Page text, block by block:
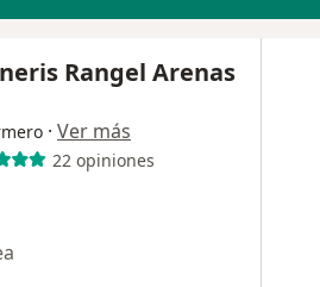
Rangel Arenas
· Ver más
22 opiniones